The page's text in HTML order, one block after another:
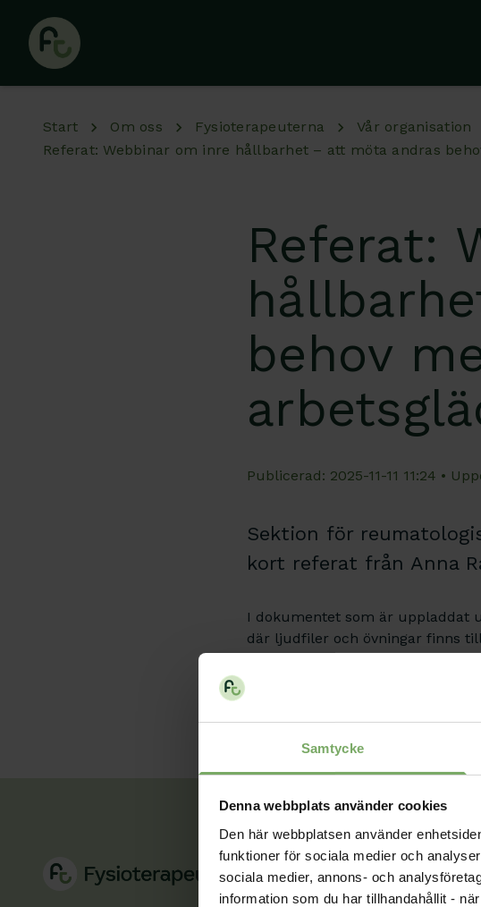
Samtycke
Denna webbplats använder cookies
Den här webbplatsen använder
funktioner för sociala medier och
sociala medier, annons- och
information som du har tillhandahållit -
Start Om oss Fysioterapeuterna Vår organisation
Referat: Webbinar om inre hållbarhet – att möta andras
Referat:
behov
Publicerad: 2025-11-11 11:24 •
Sektion för
kort referat från Anna
I dokumentet som är uppladdat
där ljudfiler och övningar finns